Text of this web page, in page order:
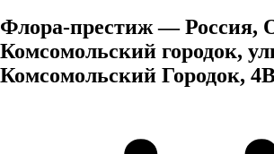
Флора-престиж — Россия,
Комсомольский городок,
Комсомольский Городок,